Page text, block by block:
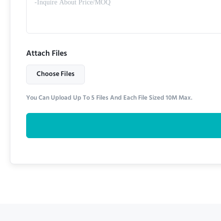
Attach Files
Choose Files
You Can Upload Up To 5 Files And Each File Sized 10M Max.